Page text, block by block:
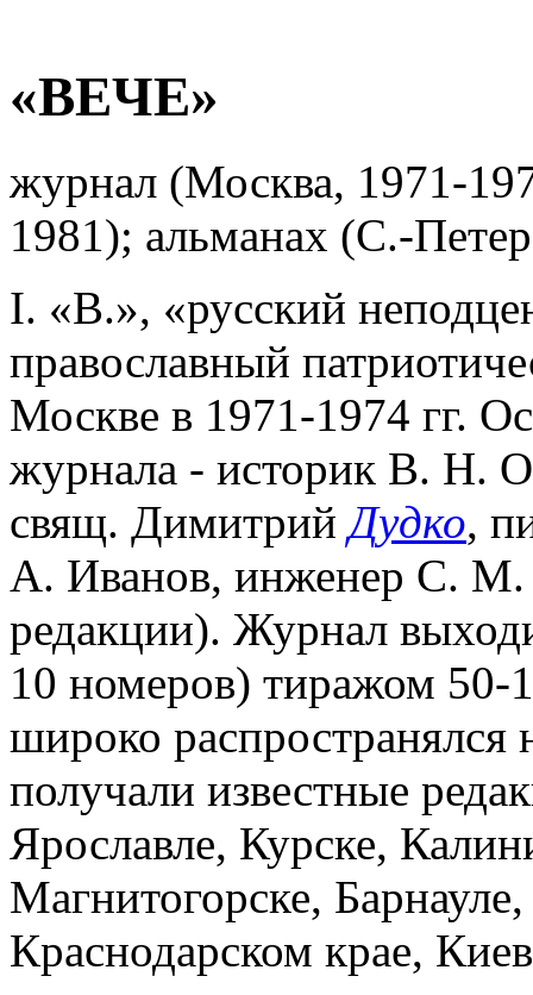
«ВЕЧЕ»
журнал (Москва, 1971-
1981); альманах (С.-
I. «В.», «русский
православный
Москве в 1971-1974 гг.
журнала - историк В. Н.
свящ. ДимитрийДудко,
А. Иванов, инженер С. М.
редакции). Журнал
10 номеров) тиражом 50-
широко
получали известные
Ярославле, Курске,
Магнитогорске,
Краснодарском крае,